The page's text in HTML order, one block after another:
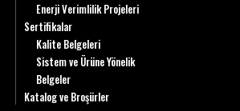
Enerji Verimlilik Projeleri
Sertifikalar
Kalite Belgeleri
Sistem ve Ürüne Yönelik
Belgeler
Katalog ve Broşürler